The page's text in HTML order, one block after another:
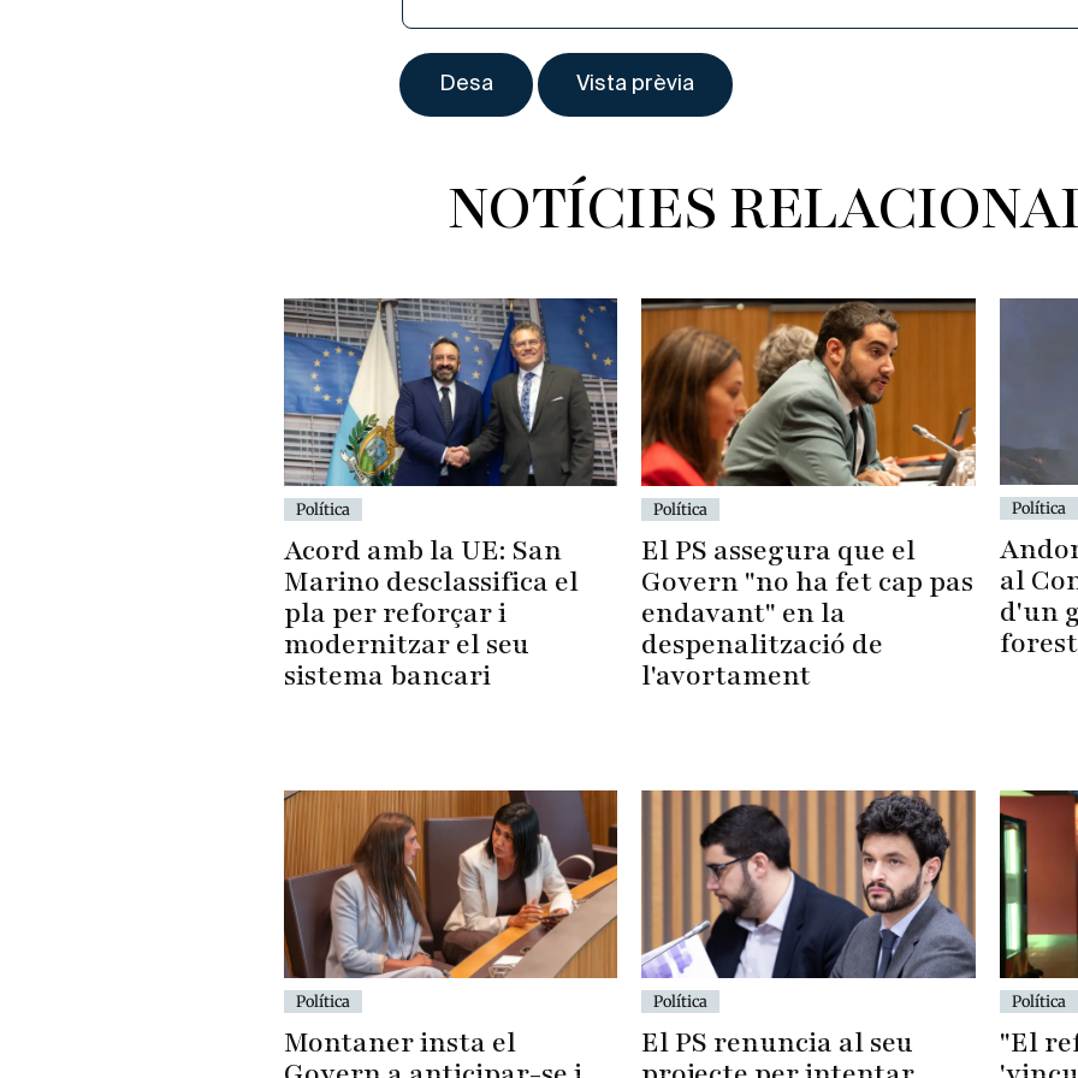
NOTÍCIES
Política
Acord amb la UE: San
Marino desclassifica el
pla per reforçar i
modernitzar el seu
sistema bancari
Política
El PS assegura que el
Govern "no ha fet cap pas
endavant" en la
despenalització de
l'avortament
Política
al
d'un
Política
Montaner insta el
Política
El PS renuncia al seu
Política
"El